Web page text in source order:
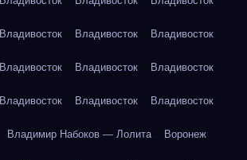
Владивосток Владивосток Владивосток
Владивосток Владивосток Владивосток
Владивосток Владивосток Владивосток
Владимир Набоков — Лолита Воронеж